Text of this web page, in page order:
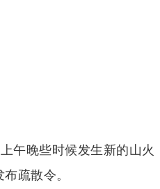
午晚些时候发生新的山
疏散令。